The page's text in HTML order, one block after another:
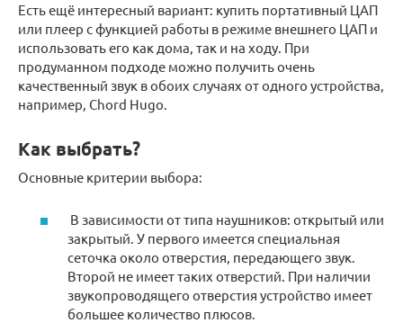
Есть ещё интересный вариант: купить портативный ЦАП
или плеер с функцией работы в режиме внешнего ЦАП и
использовать его как дома, так и на ходу. При
продуманном подходе можно получить очень
качественный звук в обоих случаях от одного устройства,
например, Chord Hugo.
Как выбрать?
Основные критерии выбора:
В зависимости от типа наушников: открытый или
закрытый. У первого имеется специальная
сеточка около отверстия, передающего звук.
Второй не имеет таких отверстий. При наличии
звукопроводящего отверстия устройство имеет
большее количество плюсов.